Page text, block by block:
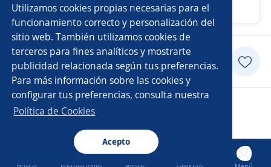
Utilizamos cookies propias necesarias para el
funcionamiento correcto y personalización del
sitio web. También utilizamos cookies de
terceros para fines analíticos y mostrarte
publicidad relacionada según tus preferencias.
Para más información sobre las cookies y
configurar tus preferencias, consulta nuestra
Política de Cookies
Acepto
Buscar Postulaciones Avisos Favoritos
Hace 5 días
Postularme
Copyright 2014 - 2026 DGNET LTD.
Aviso legal